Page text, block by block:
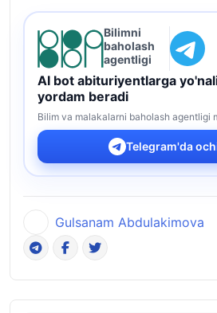
Bilimni
baholash
agentligi
AI bot abituriyentlarga
yordam beradi
Bilim va malakalarni baholash agentligi
Telegram'da
Gulsanam Abdulakimova